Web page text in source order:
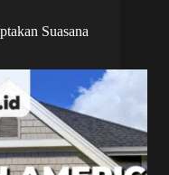
Suasana